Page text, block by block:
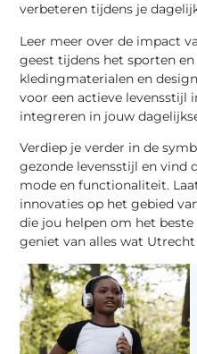
verbeteren tijdens je
Leer meer over de impact
geest tijdens het sporten
kledingmaterialen en
voor een actieve levensstijl
integreren in jouw
Verdiep je verder in de
gezonde levensstijl en vind
mode en functionaliteit.
innovaties op het gebied
die jou helpen om het
geniet van alles wat